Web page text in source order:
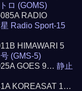
ロ (GOMS)
RADIO
Radio Sport-15
HIMAWARI 5
(GMS-5)
GOES 9…静止
KOREASAT 1…